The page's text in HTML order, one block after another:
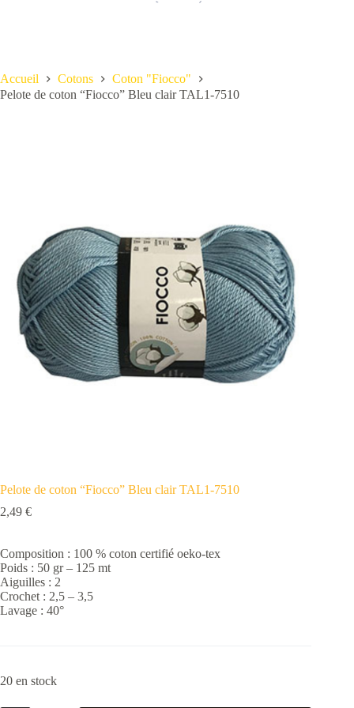
Accueil Cotons
Coton "Fiocco"
Pelote de coton “Fiocco” Bleu clair TAL1-7510
Pelote de coton “Fiocco” Bleu clair TAL1-7510
2,49 €
Composition : 100 % coton certifié oeko-tex
Poids : 50 gr – 125 mt
Aiguilles : 2
Crochet : 2,5 – 3,5
Lavage : 40°
20 en stock